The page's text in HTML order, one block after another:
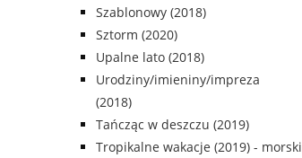
Szablonowy (2018)
Sztorm (2020)
Upalne lato (2018)
Urodziny/imieniny/impreza
(2018)
Tańcząc w deszczu (2019)
Tropikalne wakacje (2019) - morski